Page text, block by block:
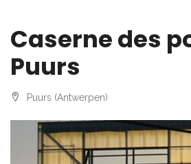
Caserne des
Puurs
Puurs (Antwerpen)